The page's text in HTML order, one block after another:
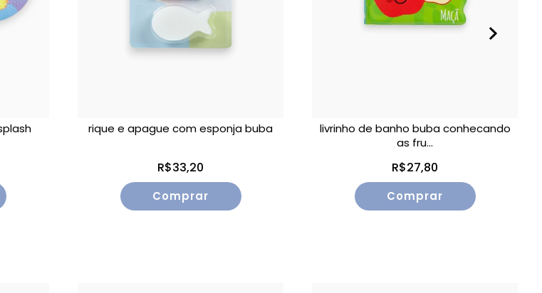
rique e apague com esponja buba
R$33,20
livrinho de banho buba conhecando
as fru...
R$27,80